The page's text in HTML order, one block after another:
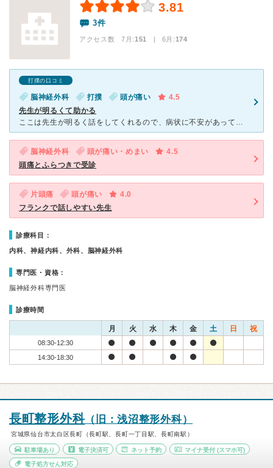
3.81
3件
アクセス数 7月:151 | 6月:174
打撲の口コミ
脳神経外科 打撲 頭が痛い
4.5
先生が明るくて助かる
ここは先生が明るく話をしてくれるので、病状に不安があっても助かります。 私の場合は家族が頭を打って念のための受診でしたが、 「頭ぶつけちゃったかぁ…、うん、見た感じは大丈夫だけど念のためCTと
脳神経外科 頭が痛い・めまい
4.5
頭痛とふらつきで受診
片頭痛 頭が痛い
4.0
フランクで話しやすい先生
診療科目：
内科、神経内科、外科、脳神経外科
専門医・資格：
脳神経外科専門医
診療時間
月 火 水 木 金 土 日 祝
08:30-12:30
14:30-18:30
長町整形外科（旧：浅沼整形外科）
宮城県仙台市太白区長町（長町駅、長町一丁目駅、長町南駅）
駐車場あり 電子決済可 ネット予約 マイナ受付 (スマホ可)
電子処方せん対応